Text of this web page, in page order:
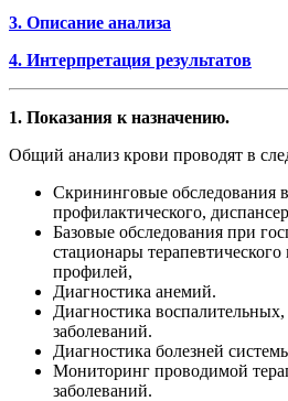
3. Описание анализа
4. Интерпретация результатов
1. Показания к назначению.
Общий анализ крови проводят в
Скрининговые обследования
профилактического,
Базовые обследования при
стационары
профилей,
Диагностика анемий.
Диагностика
заболеваний.
Диагностика болезней
Мониторинг проводимой
заболеваний.